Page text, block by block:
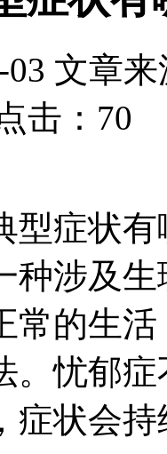
03 文章
击：70
症状有
种涉及
常的生
。忧郁
症状会